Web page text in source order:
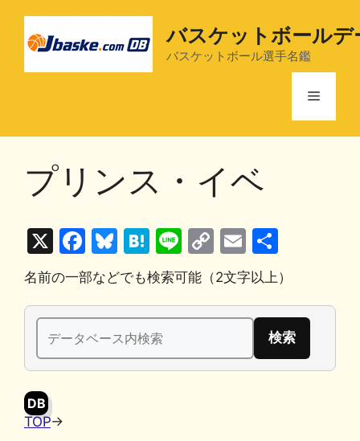
バスケットボールデ
バスケットボール選手名鑑
メ
プリンス・イベ
X
F
a
c
e
b
o
Bl
u
e
s
k
y
H
at
e
n
a
Li
n
e
C
o
p
y
n
E
m
ai
l
有
名前の一部などでも検索可能（2文字以上）
検
索:
DB
TOP→